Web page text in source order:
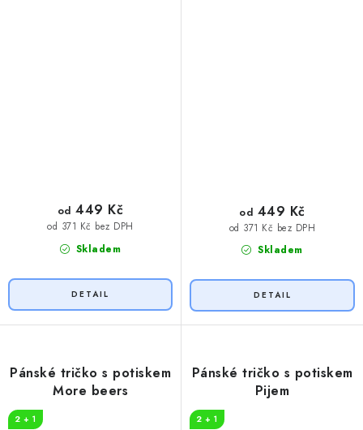
Skladem
od 371 Kč bez DPH
od 449 Kč
Skladem
od 371 Kč bez DPH
od 449 Kč
Pánské tričko s potiskem
More beers
2 + 1
Pánské tričko s potiskem
Pijem
2 + 1